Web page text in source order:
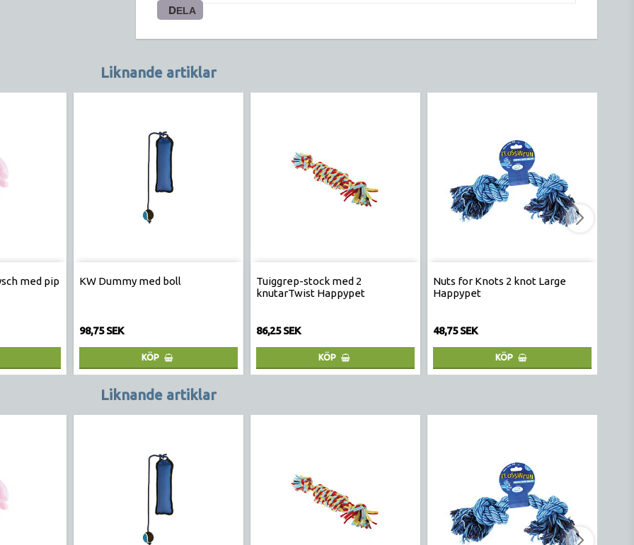
DELA
Liknande artiklar
med pip KW Dummy med boll
98,75 SEK
KÖP
Tuiggrep-stock med 2
knutarTwist Happypet
86,25 SEK
KÖP
Nuts for Knots 2 knot Large
Happypet
48,75 SEK
KÖP
Liknande artiklar